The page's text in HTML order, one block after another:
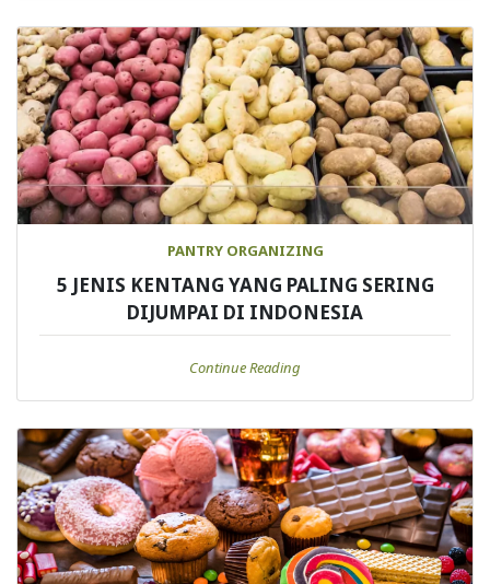
PANTRY ORGANIZING
5 JENIS KENTANG YANG PALING SERING
DIJUMPAI DI INDONESIA
Continue Reading